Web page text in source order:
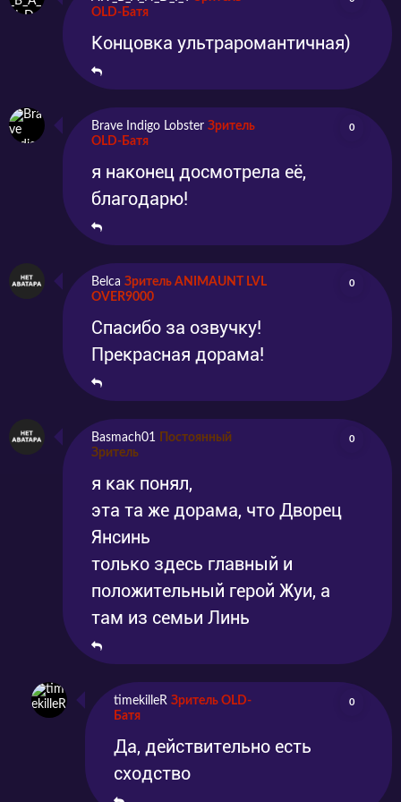
OLD-Батя
Концовка ультраромантичная)
Brave Indigo Lobster Зритель
OLD-Батя
0
я наконец досмотрела её,
благодарю!
Belca Зритель ANIMAUNT LVL
OVER9000
0
Спасибо за озвучку!
Прекрасная дорама!
Basmach01
Постоянный
Зритель
0
я как понял,
эта та же дорама, что Дворец
Янсинь
только здесь главный и
положительный герой Жуи, а
там из семьи Линь
timekilleR Зритель OLD-
Батя
0
Да, действительно есть
сходство